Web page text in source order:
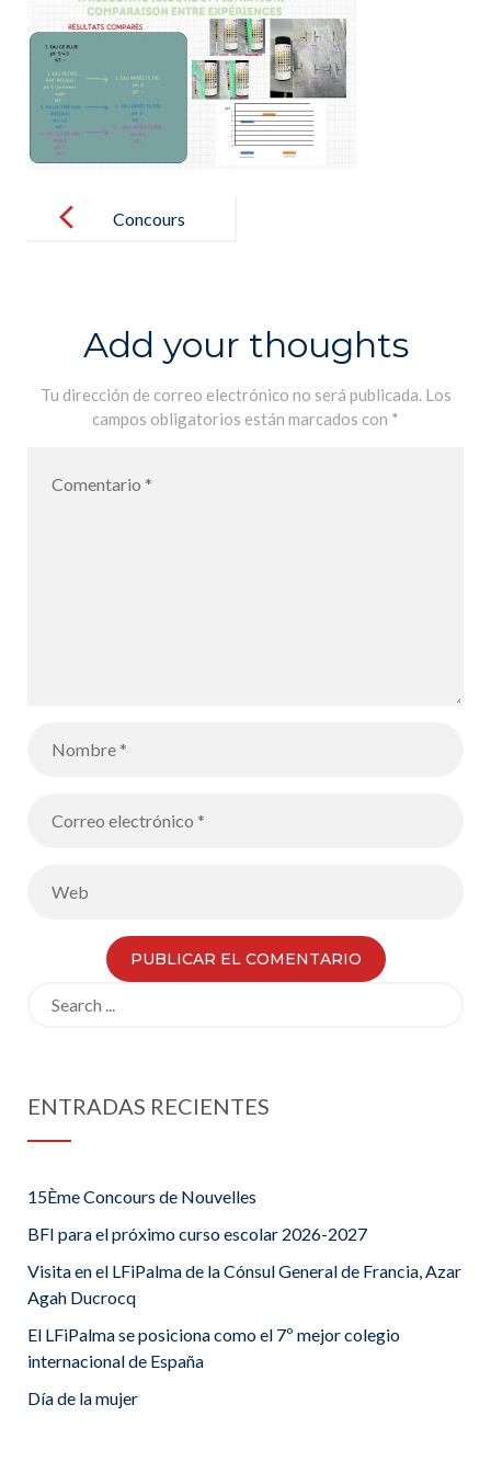
navigation
Concours
Add your thoughts
Tu dirección de correo electrónico no será publicada. Los
campos obligatorios están marcados con *
ENTRADAS RECIENTES
15Ème Concours de Nouvelles
BFI para el próximo curso escolar 2026-2027
Visita en el LFiPalma de la Cónsul General de Francia, Azar
Agah Ducrocq
El LFiPalma se posiciona como el 7º mejor colegio
internacional de España
Día de la mujer